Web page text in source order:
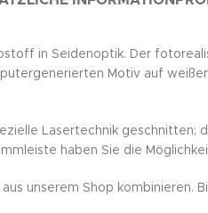
in Seidenoptik. Der
Motiv auf
Lasertechnik
haben Sie die
unserem Shop